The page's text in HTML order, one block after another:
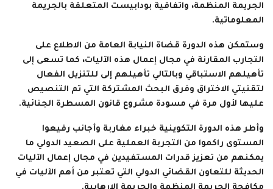
الجريمة المنظمة، واتفاقية بودابيست المتعلقة بالجريمة
المعلوماتية.
وستمكن هذه الدورة قضاة النيابة العامة من الاطلاع على
التجارب المقارنة في مجال إعمال هذه الآليات، كما تسعى إلى
تأهيلهم الاستباقي وبالتالي تأهيلهم إلى للتنزيل الفعال
لتقنيتي الاختراق وفرق البحث المشتركة التي تم التنصيص
عليها لأول مرة في مسودة مشروع قانون المسطرة الجنائية.
وأطر هذه الدورة التكوينية خبراء مغاربة وأجانب رفيعوا
المستوى راكموا من التجربة العملية على الصعيد الدولي ما
يمكنهم من تعزيز قدرات المستفيدين في مجال إعمال الآليات
الحديثة للتعاون القضائي الدولي التي تعتبر من أهم الآليات في